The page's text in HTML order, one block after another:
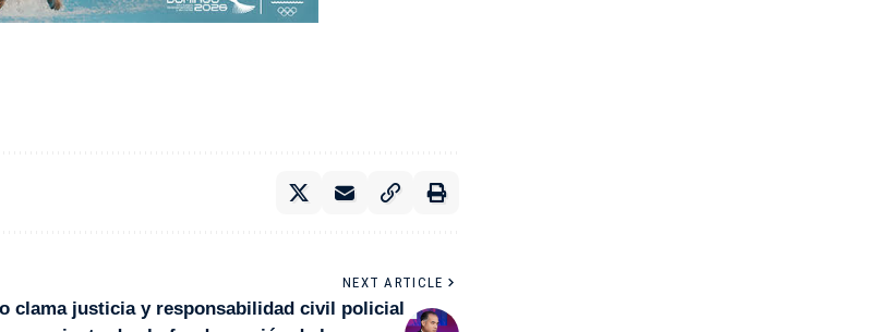
NEXT ARTICLE
clama justicia y responsabilidad civil policial